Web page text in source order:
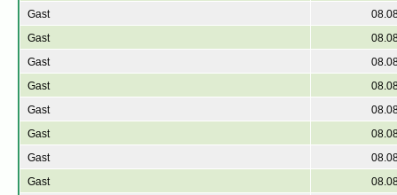
Gast
Gast
Gast
Gast
Gast
Gast
Gast
Gast